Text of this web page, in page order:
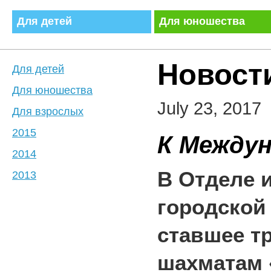
Для детей Для юношества
July 23, 2017
К
В Отделе
ставшее
Для детей
Для юношества
Для взрослых
2015
2014
2013